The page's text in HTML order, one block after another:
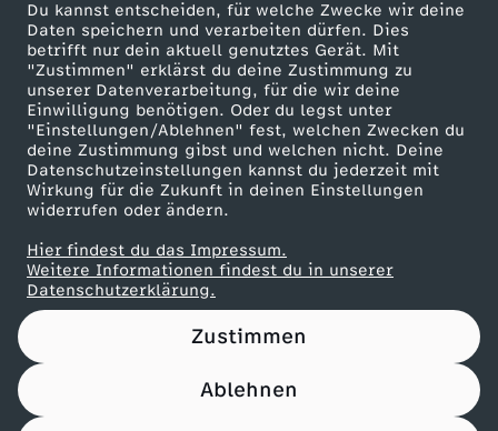
Du kannst entscheiden, für welche Zwecke wir deine
Daten speichern und verarbeiten dürfen. Dies
betrifft nur dein aktuell genutztes Gerät. Mit
"Zustimmen" erklärst du deine Zustimmung zu
unserer Datenverarbeitung, für die wir deine
Einwilligung benötigen. Oder du legst unter
"Einstellungen/Ablehnen" fest, welchen Zwecken du
deine Zustimmung gibst und welchen nicht. Deine
Datenschutzeinstellungen kannst du jederzeit mit
Wirkung für die Zukunft in deinen Einstellungen
widerrufen oder ändern.
Hier findest du das Impressum.
Weitere Informationen findest du in unserer
Datenschutzerklärung.
Zustimmen
Ablehnen
ZDF goes Schule
Werbefernsehen
Mainzelmännchen
Partner
Nutzungsbedingungen